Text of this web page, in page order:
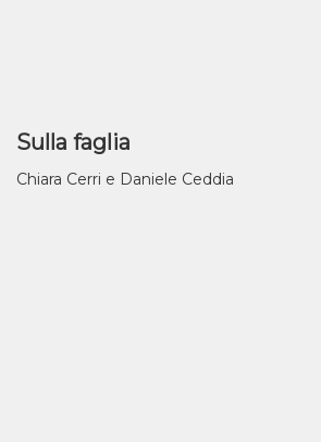
Sulla faglia
Chiara Cerri e Daniele Ceddia